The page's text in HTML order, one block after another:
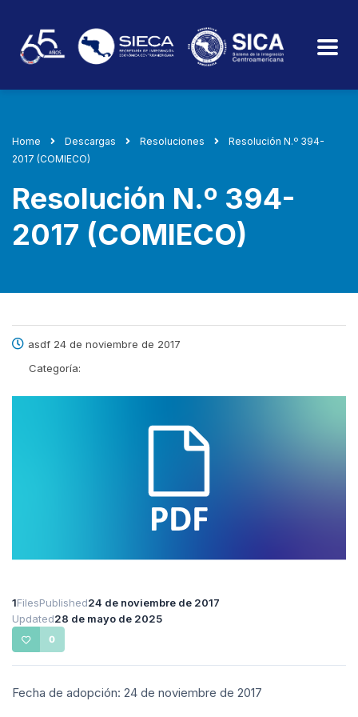
Home Descargas Resoluciones
Resolución N.º 394-
2017 (COMIECO)
Resolución N.º 394-
2017 (COMIECO)
asdf 24 de noviembre de 2017
Categoría:
1FilesPublished24 de noviembre de 2017
Updated28 de mayo de 2025
0
Fecha de adopción: 24 de noviembre de 2017